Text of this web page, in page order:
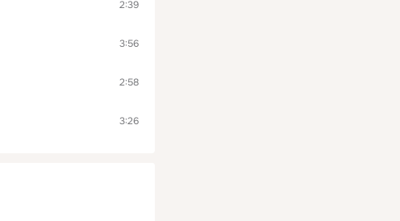
2:39
3:56
2:58
3:26